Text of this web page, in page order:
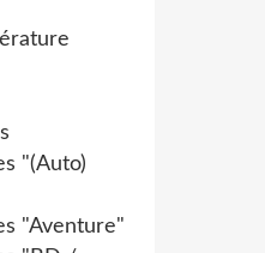
"(Auto)
"Aventure"